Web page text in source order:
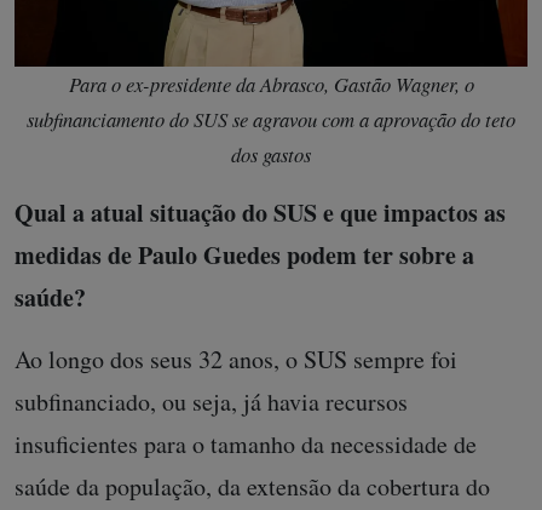
Para o ex-presidente da Abrasco, Gastão Wagner, o
subfinanciamento do SUS se agravou com a aprovação do teto
dos gastos
Qual a atual situação do SUS e que impactos as
medidas de Paulo Guedes podem ter sobre a
saúde?
Ao longo dos seus 32 anos, o SUS sempre foi
subfinanciado, ou seja, já havia recursos
insuficientes para o tamanho da necessidade de
saúde da população, da extensão da cobertura do